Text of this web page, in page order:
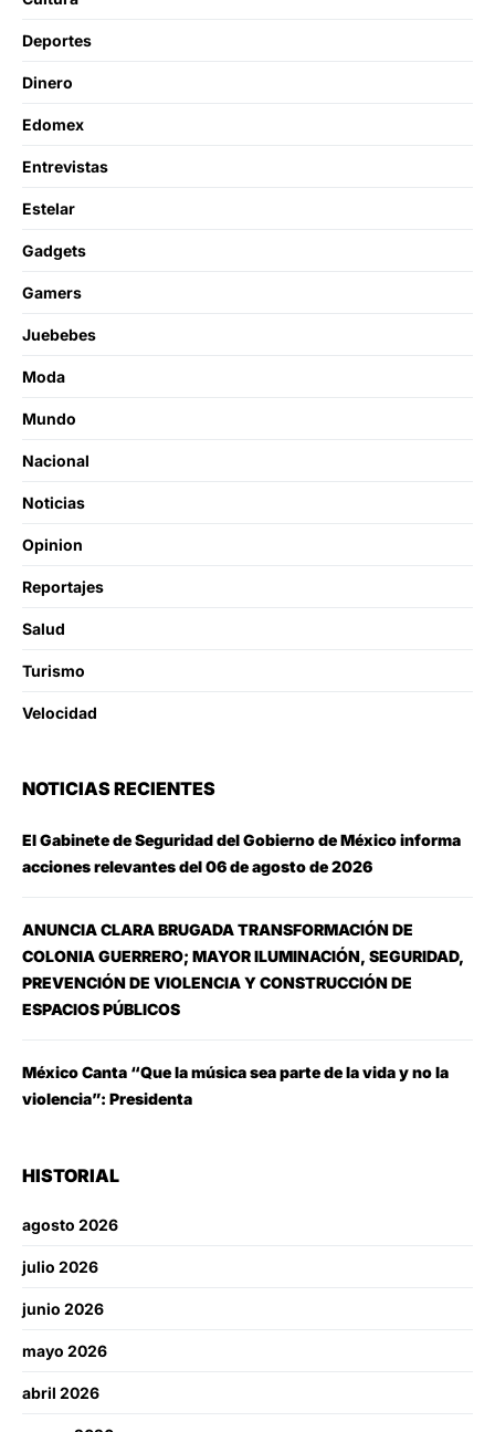
Deportes
Dinero
Edomex
Entrevistas
Estelar
Gadgets
Gamers
Juebebes
Moda
Mundo
Nacional
Noticias
Opinion
Reportajes
Salud
Turismo
Velocidad
NOTICIAS RECIENTES
El Gabinete de Seguridad del Gobierno de México informa
acciones relevantes del 06 de agosto de 2026
ANUNCIA CLARA BRUGADA TRANSFORMACIÓN DE
COLONIA GUERRERO; MAYOR ILUMINACIÓN, SEGURIDAD,
PREVENCIÓN DE VIOLENCIA Y CONSTRUCCIÓN DE
ESPACIOS PÚBLICOS
México Canta “Que la música sea parte de la vida y no la
violencia”: Presidenta
HISTORIAL
agosto 2026
julio 2026
junio 2026
mayo 2026
abril 2026